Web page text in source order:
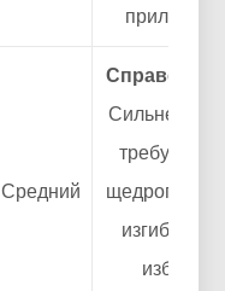
Средний
Сильнее
требует
щедрого
изгиба,
избежать